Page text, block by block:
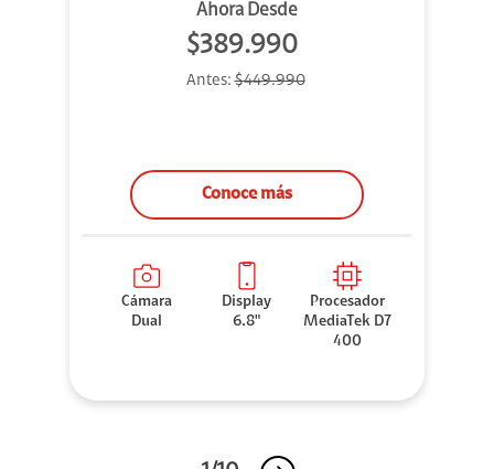
Ahora Desde
$389.990
Antes:$449.990
Conoce más
Cámara
Dual
Display
6.8"
Procesador
MediaTek D7
400